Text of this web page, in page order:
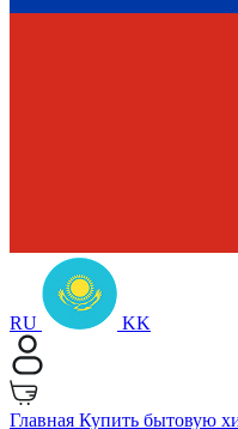
RU KK
Главная Купить бытовую